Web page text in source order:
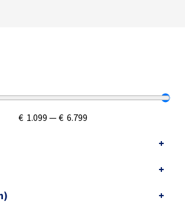
€ 1.099 —€ 6.799